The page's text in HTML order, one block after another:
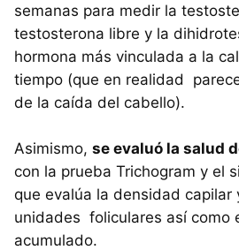
semanas para medir la
testosterona libre y la
hormona más vinculada a la
tiempo (que en realidad
de la caída del cabello).
Asimismo, se evaluó la salud
con la prueba Trichogram y el
que evalúa la densidad capilar
unidades foliculares así como
acumulado.